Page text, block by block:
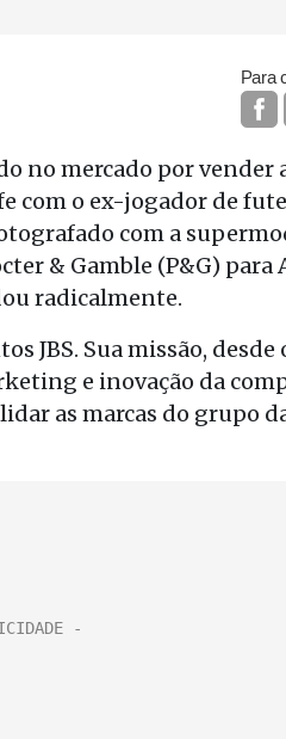
Para
no mercado por vender
com o ex-jogador de
com a
& Gamble (P&G) para
radicalmente.
JBS. Sua missão,
e inovação da
as marcas do grupo